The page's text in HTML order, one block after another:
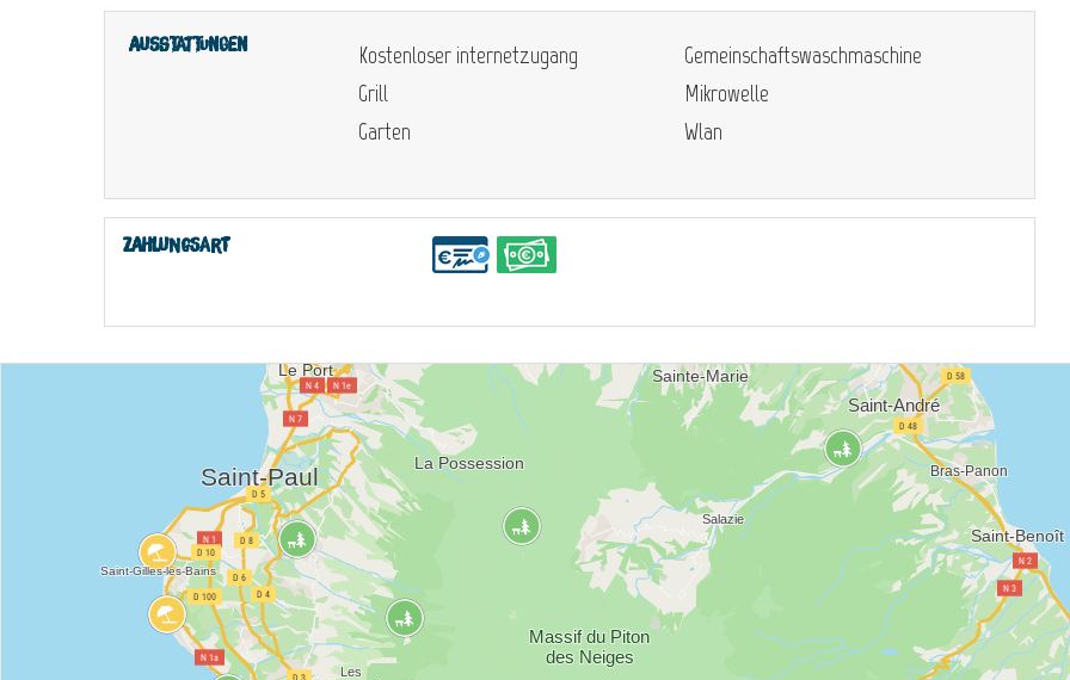
Ausstattungen
Kostenloser internetzugang
Grill
Garten
Gemeinschaftswaschmaschine
Mikrowelle
Wlan
Zahlungsart